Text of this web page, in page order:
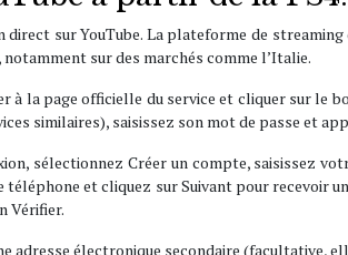
sur YouTube. La plateforme de
sur des marchés comme l’Italie.
à la page officielle du service et cliquer sur le
similaires), saisissez son mot de passe et
sélectionnez Créer un compte, saisissez
et cliquez sur Suivant pour recevoir
Vérifier.
adresse électronique secondaire (facultative,